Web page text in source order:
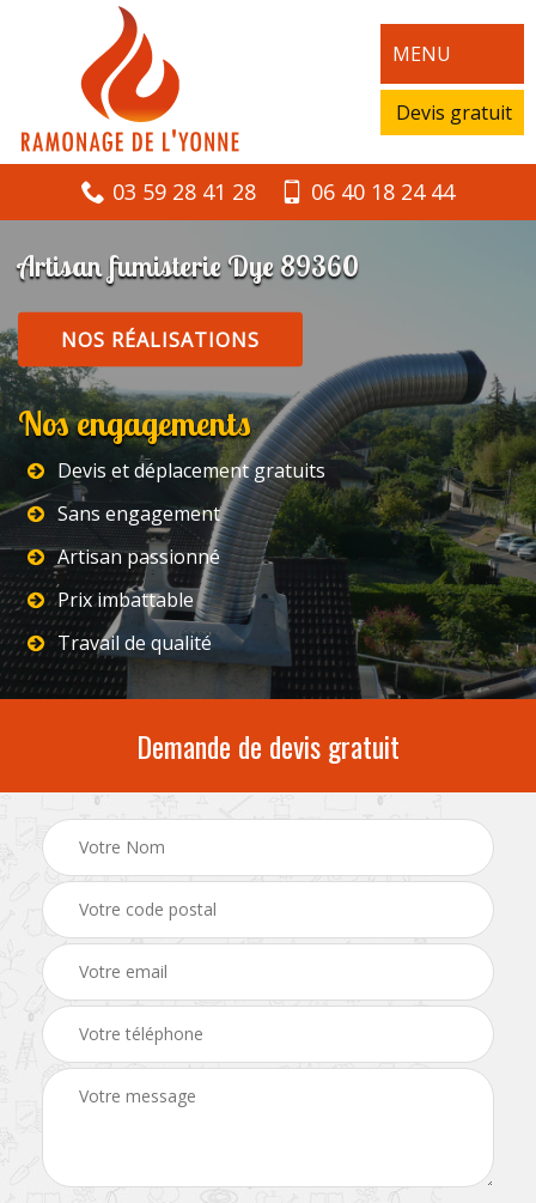
MENU
Devis gratuit
03 59 28 41 28 06 40 18 24 44
Artisan fumisterie Dye 89360
NOS RÉALISATIONS
Nos engagements
Devis et déplacement gratuits
Sans engagement
Artisan passionné
Prix imbattable
Travail de qualité
Demande de devis gratuit